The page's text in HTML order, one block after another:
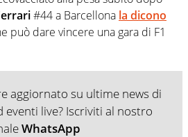
#44 a Barcellona la dicono
può dare vincere una gara di F1
aggiornato su ultime news di
live? Iscriviti al nostro
WhatsApp